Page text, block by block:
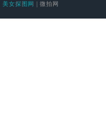
美女探图网 | 微拍网